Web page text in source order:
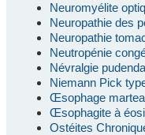
Neuromyélite
Neuropathie des
Neuropathie
Neutropénie
Névralgie
Niemann Pick
Œsophage
Œsophagite à
Ostéites